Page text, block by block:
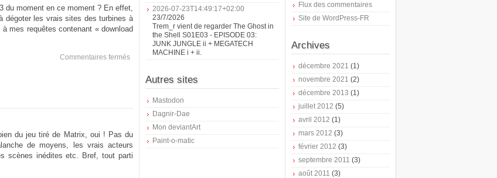
du moment en ce moment ? En effet,
dégoter les vrais sites des turbines à
mes requêtes contenant « download
Commentaires ferméssur
MP3
moment
du jeu tiré de Matrix, oui ! Pas du
de moyens, les vrais acteurs
scènes inédites etc. Bref, tout parti
2026-07-23T14:49:17+02:00
23/7/2026
Trem_r vient de regarder The Ghost in
the Shell S01E03 - EPISODE 03:
JUNK JUNGLE ii + MEGATECH
MACHINE i + ii.
Autres sites
Mastodon
Dagnir-Dae
Mon deviantArt
Paint-o-matic
Flux des commentaires
Site de WordPress-FR
Archives
décembre 2021 (1)
novembre 2021 (2)
décembre 2013 (1)
juillet 2012 (5)
avril 2012 (1)
mars 2012 (3)
février 2012 (3)
septembre 2011 (3)
août 2011 (3)